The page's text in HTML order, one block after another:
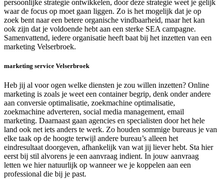
persoonlijke strategie ontwikkelen, door deze strategie weet je gelijk
waar de focus op moet gaan liggen. Zo is het mogelijk dat je op
zoek bent naar een betere organische vindbaarheid, maar het kan
ook zijn dat je voldoende hebt aan een sterke SEA campagne.
Samenvattend, iedere organisatie heeft baat bij het inzetten van een
marketing Velserbroek.
marketing service Velserbroek
Heb jij al voor ogen welke diensten je zou willen inzetten? Online
marketing is zoals je weet een container begrip, denk onder andere
aan conversie optimalisatie, zoekmachine optimalisatie,
zoekmachine adverteren, social media management, email
marketing. Daarnaast gaan agencies en specialisten door het hele
land ook net iets anders te werk. Zo houden sommige bureaus je van
elke taak op de hoogte terwijl andere bureau’s alleen het
eindresultaat doorgeven, afhankelijk van wat jij liever hebt. Sta hier
eerst bij stil alvorens je een aanvraag indient. In jouw aanvraag
letten we hier natuurlijk op wanneer we je koppelen aan een
professional die bij je past.